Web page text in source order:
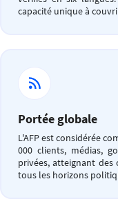
capacité unique à
Portée globale
L'AFP est considérée
000 clients, médias,
privées, atteignant
tous les horizons